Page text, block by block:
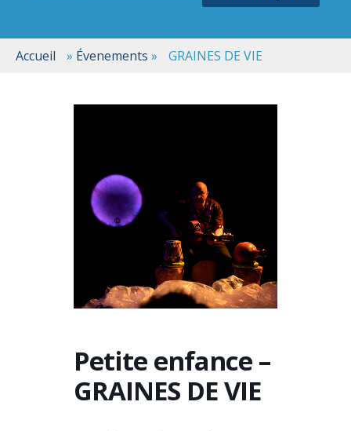
Accueil » Évenements » GRAINES DE VIE
Petite enfance –
GRAINES DE VIE